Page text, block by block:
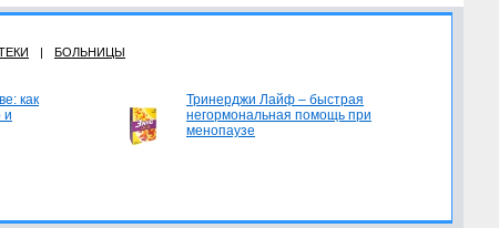
| БОЛЬНИЦЫ
как
и
Тринерджи Лайф – быстрая
негормональная помощь при
менопаузе